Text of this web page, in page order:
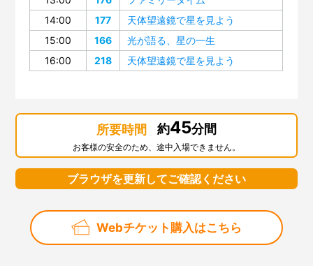
14:00
177
天体望遠鏡で星を見よう
15:00
166
光が語る、星の一生
16:00
218 天体望遠鏡で星を見よう
所要時間 約45分間
お客様の安全のため、途中入場できません。
ブラウザを更新してご確認ください
Webチケット購入はこちら